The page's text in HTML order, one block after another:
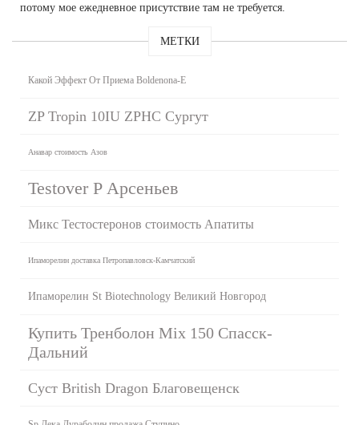
потому мое ежедневное присутствие там не требуется.
МЕТКИ
Какой Эффект От Приема Boldenona-E
ZP Tropin 10IU ZPHC Сургут
Анавар стоимость Азов
Testover P Арсеньев
Микс Тестостеронов стоимость Апатиты
Ипаморелин доставка Петропавловск-Камчатский
Ипаморелин St Biotechnology Великий Новгород
Купить Тренболон Mix 150 Спасск-
Дальний
Суст British Dragon Благовещенск